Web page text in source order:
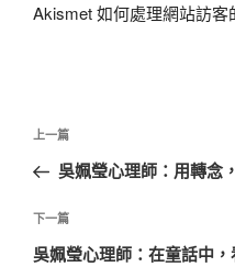
Akismet 如何處理網站訪客
文
導
覽
上
一
文
章
上一篇
吳姵瑩心理師：用轉念
下
一
下一篇
吳姵瑩心理師：在童話中